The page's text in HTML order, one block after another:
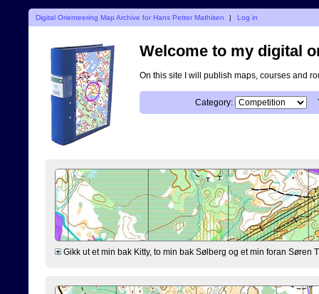
Digital Orienteering Map Archive for Hans Petter Mathisen | Log in
Welcome to my digital
On this site I will publish maps, courses and
Category:
Gikk ut et min bak Kitty, to min bak Sølberg og et min foran